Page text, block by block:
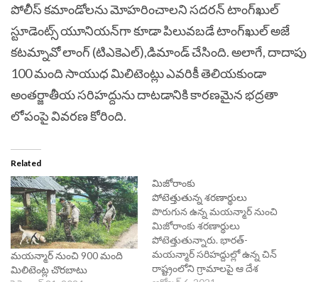
పోలీస్ కమాండోలను మోహరించాలని సదరన్ టాంగ్‌ఖుల్
స్టూడెంట్స్ యూనియన్‌గా కూడా పిలువబడే టాంగ్‌ఖుల్ అజే
కటమ్నావో లాంగ్ (టిఎకెఎల్),డిమాండ్ చేసింది. అలాగే, దాదాపు
100 మంది సాయుధ మిలిటెంట్లు ఎవరికీ తెలియకుండా
అంతర్జాతీయ సరిహద్దును దాటడానికి కారణమైన భద్రతా
లోపంపై వివరణ కోరింది.
Related
మయన్మార్​ నుంచి 900 మంది
మిలిటెంట్ల చొరబాటు
మిజోరాంకు
పోటెత్తుతున్న శరణార్థులు
పొరుగున ఉన్న మయన్మార్‌ నుంచి
మిజోరాంకు శరణార్థులు
పోటెత్తుతున్నారు. భారత్‌-
మయన్మార్‌ సరిహద్దుల్లో ఉన్న చిన్‌
రాష్ట్రంలోని గ్రామాలపై ఆ దేశ